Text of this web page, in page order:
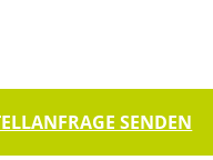
SENDEN